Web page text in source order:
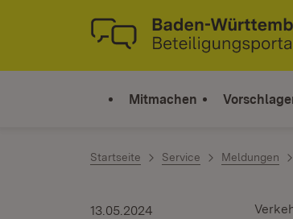
Zum Inhalt springen
Link zur Startseite
Mitmachen
Startseite Service Meldungen
13.05.2024